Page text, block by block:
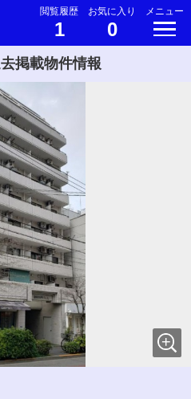
閲覧履歴
1
お気に入り
0
メニュー
掲載物件情報